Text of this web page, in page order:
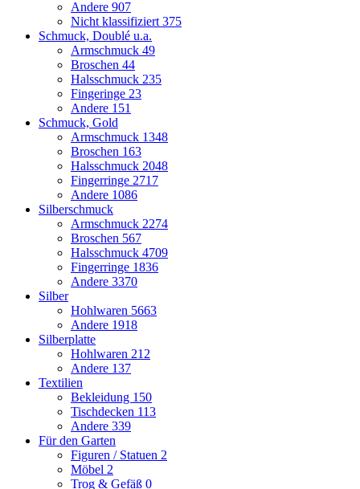
Andere 907
Nicht klassifiziert 375
Schmuck, Doublé u.a.
Armschmuck 49
Broschen 44
Halsschmuck 235
Fingeringe 23
Andere 151
Schmuck, Gold
Armschmuck 1348
Broschen 163
Halsschmuck 2048
Fingerringe 2717
Andere 1086
Silberschmuck
Armschmuck 2274
Broschen 567
Halsschmuck 4709
Fingerringe 1836
Andere 3370
Silber
Hohlwaren 5663
Andere 1918
Silberplatte
Hohlwaren 212
Andere 137
Textilien
Bekleidung 150
Tischdecken 113
Andere 339
Für den Garten
Figuren / Statuen 2
Möbel 2
Trog & Gefäß 0